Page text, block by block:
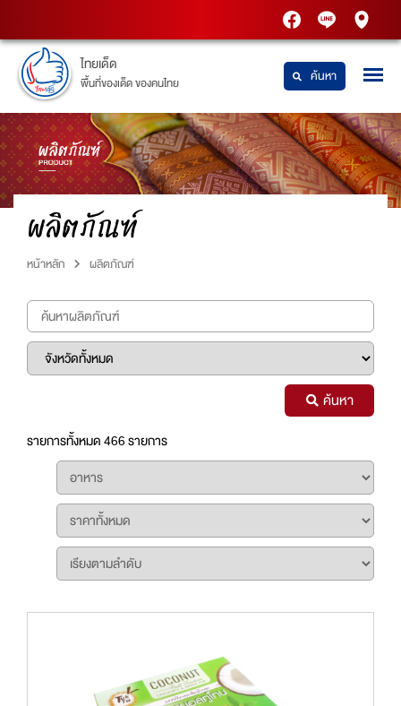
PTT
PTT
ไทยเด็ด
พื้นที่ของเด็ด ของคนไทย ค้นหา
ผลิตภัณฑ์
หน้าหลัก ผลิตภัณฑ์
ค้นหา
รายการทั้งหมด 466 รายการ